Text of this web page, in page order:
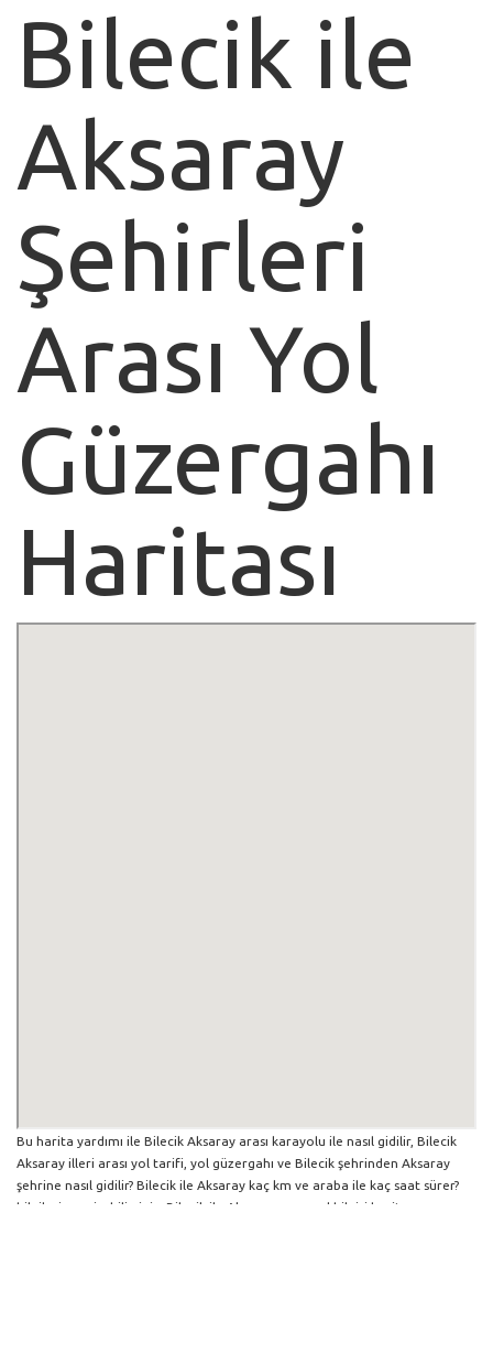
Bilecik ile
Aksaray
Şehirleri
Arası Yol
Güzergahı
Haritası
Bu harita yardımı ile Bilecik Aksaray arası karayolu ile nasıl gidilir, Bilecik
Aksaray illeri arası yol tarifi, yol güzergahı ve Bilecik şehrinden Aksaray
şehrine nasıl gidilir? Bilecik ile Aksaray kaç km ve araba ile kaç saat sürer?
bilgilerine erişebilirsiniz. Bilecik ile Aksaray arası yol bilgisi haritasını